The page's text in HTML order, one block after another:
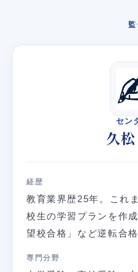
セン
久
経歴
教育業界歴25年。これ
校生の学習プランを作
望校合格」など逆転合
専門分野